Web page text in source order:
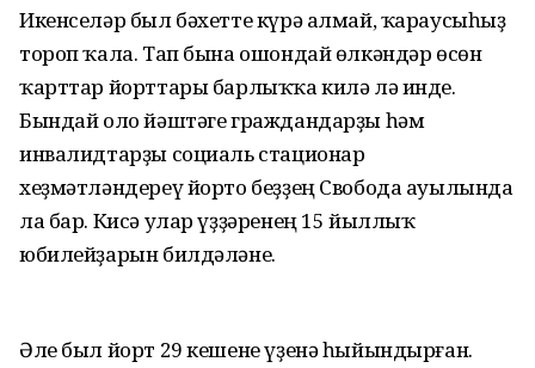
Икенселәр был бәхетте күрә алмай, ҡараусыһыҙ
тороп ҡала. Тап бына ошондай өлкәндәр өсөн
ҡарттар йорттары барлыҡҡа килә лә инде.
Бындай оло йәштәге граждандарҙы һәм
инвалидтарҙы социаль стационар
хеҙмәтләндереү йорто беҙҙең Свобода ауылында
ла бар. Кисә улар үҙҙәренең 15 йыллыҡ
юбилейҙарын билдәләне.
Әле был йорт 29 кешене үҙенә һыйындырған.